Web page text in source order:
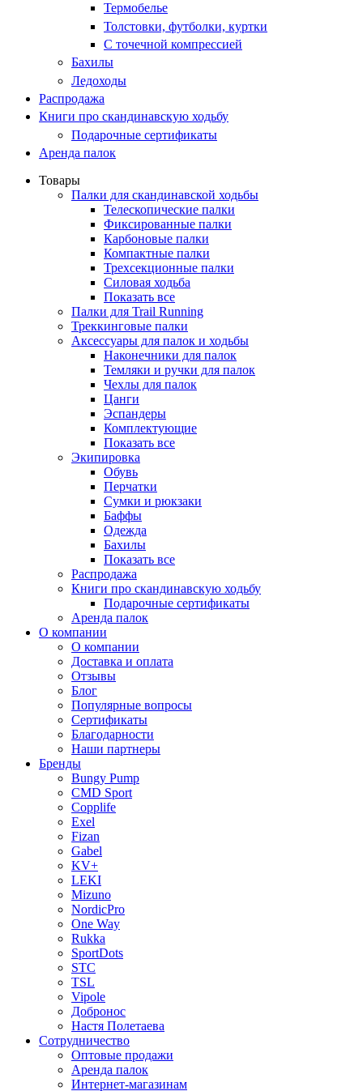
Термобелье
Толстовки, футболки, куртки
С точечной компрессией
Бахилы
Ледоходы
Распродажа
Книги про скандинавскую ходьбу
Подарочные сертификаты
Аренда палок
Товары
Палки для скандинавской ходьбы
Телескопические палки
Фиксированные палки
Карбоновые палки
Компактные палки
Трехсекционные палки
Силовая ходьба
Показать все
Палки для Trail Running
Треккинговые палки
Аксессуары для палок и ходьбы
Наконечники для палок
Темляки и ручки для палок
Чехлы для палок
Цанги
Эспандеры
Комплектующие
Показать все
Экипировка
Обувь
Перчатки
Сумки и рюкзаки
Баффы
Одежда
Бахилы
Показать все
Распродажа
Книги про скандинавскую ходьбу
Подарочные сертификаты
Аренда палок
О компании
О компании
Доставка и оплата
Отзывы
Блог
Популярные вопросы
Сертификаты
Благодарности
Наши партнеры
Бренды
Bungy Pump
CMD Sport
Copplife
Exel
Fizan
Gabel
KV+
LEKI
Mizuno
NordicPro
One Way
Rukka
SportDots
STC
TSL
Vipole
Добронос
Настя Полетаева
Сотрудничество
Оптовые продажи
Аренда палок
Интернет-магазинам